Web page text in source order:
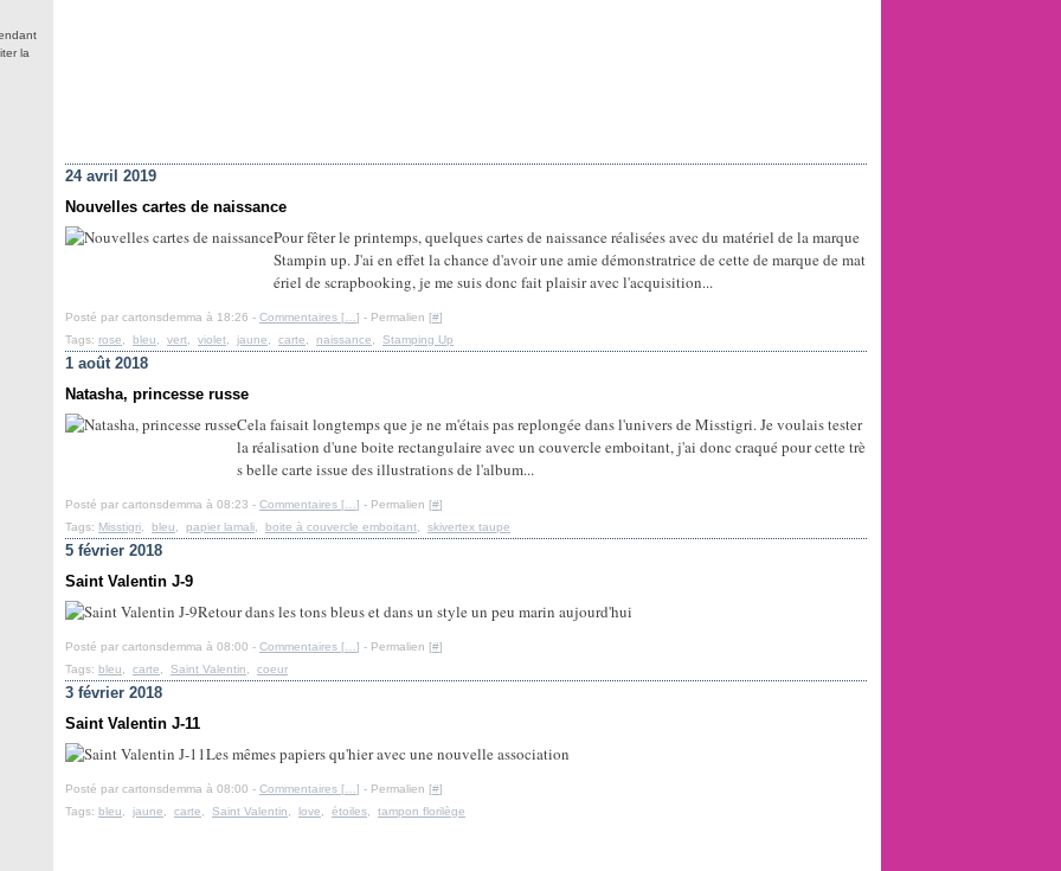
la
24 avril 2019
Nouvelles cartes de naissance
Pour fêter le printemps, quelques cartes de naissance réalisées avec du matériel de la marque
Stampin up. J'ai en effet la chance d'avoir une amie démonstratrice de cette de marque de mat
ériel de scrapbooking, je me suis donc fait plaisir avec l'acquisition...
Posté par cartonsdemma à 18:26 - Commentaires [ ] - Permalien [#]
Tags: rose bleu vert violet jaune carte naissance Stamping Up
1 août 2018
Natasha, princesse russe
Cela faisait longtemps que je ne m'étais pas replongée dans l'univers de Misstigri. Je voulais tester
la réalisation d'une boite rectangulaire avec un couvercle emboitant, j'ai donc craqué pour cette trè
s belle carte issue des illustrations de l'album...
Posté par cartonsdemma à 08:23 - Commentaires [ ] - Permalien [#]
Tags: Misstigri bleu papier lamali boite à couvercle emboitant skivertex taupe
5 février 2018
Saint Valentin J-9
Retour dans les tons bleus et dans un style un peu marin aujourd'hui
Posté par cartonsdemma à 08:00 - Commentaires [ ] - Permalien [#]
Tags: bleu carte Saint Valentin coeur
3 février 2018
Saint Valentin J-11
Les mêmes papiers qu'hier avec une nouvelle association
Posté par cartonsdemma à 08:00 - Commentaires [ ] - Permalien [#]
Tags: bleu jaune carte Saint Valentin love étoiles tampon florilège